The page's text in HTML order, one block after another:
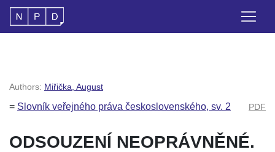
Authors: Miřička, August
= Slovník veřejného práva československého, sv. 2 PDF
ODSOUZENÍ NEOPRÁVNĚNÉ.